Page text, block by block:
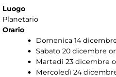
Luogo
Planetario
Orario
Domenica 14
Sabato 20 dicembre
Martedì 23 dicembre
Mercoledì 24